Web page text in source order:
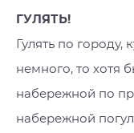
ГУЛЯТЬ!
Гулять по городу,
немного, то хотя
набережной по
набережной